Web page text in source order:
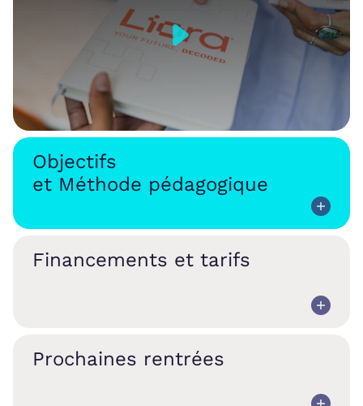
Objectifs
et Méthode pédagogique
Financements et tarifs
Prochaines rentrées